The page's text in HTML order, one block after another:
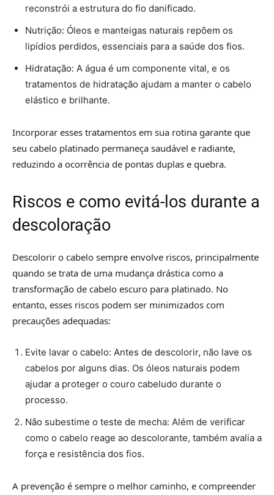
reconstrói a estrutura do fio danificado.
Nutrição: Óleos e manteigas naturais repõem os
lipídios perdidos, essenciais para a saúde dos fios.
Hidratação: A água é um componente vital, e os
tratamentos de hidratação ajudam a manter o cabelo
elástico e brilhante.
Incorporar esses tratamentos em sua rotina garante que
seu cabelo platinado permaneça saudável e radiante,
reduzindo a ocorrência de pontas duplas e quebra.
Riscos e como evitá-los durante a
descoloração
Descolorir o cabelo sempre envolve riscos, principalmente
quando se trata de uma mudança drástica como a
transformação de cabelo escuro para platinado. No
entanto, esses riscos podem ser minimizados com
precauções adequadas:
Evite lavar o cabelo: Antes de descolorir, não lave os
cabelos por alguns dias. Os óleos naturais podem
ajudar a proteger o couro cabeludo durante o
processo.
Não subestime o teste de mecha: Além de verificar
como o cabelo reage ao descolorante, também avalia a
força e resistência dos fios.
A prevenção é sempre o melhor caminho, e compreender